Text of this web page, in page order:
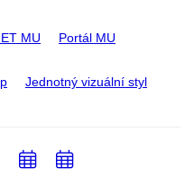
MU Portál MU
Jednotný vizuální styl
Email
PřidatPřidat